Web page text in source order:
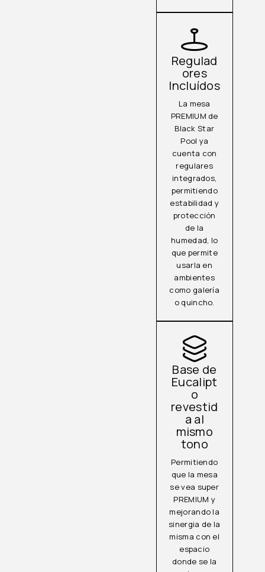
Regulad
ores
Incluídos
La mesa
PREMIUM de
Black Star
Pool ya
cuenta con
regulares
integrados,
permitiendo
estabilidad y
protección
de la
humedad, lo
que permite
usarla en
ambientes
como galería
o quincho.
Base de
Eucalipt
o
revestid
a al
mismo
tono
Permitiendo
que la mesa
se vea super
PREMIUM y
mejorando la
sinergia de la
misma con el
espacio
donde se la